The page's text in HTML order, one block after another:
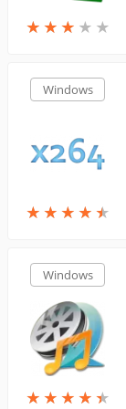
★ ★ ★ ★ ★
★ ★ ★ ★ ★
Windows
★ ★ ★ ★ ★
★ ★ ★ ★ ★
Windows
★ ★ ★ ★ ★
★ ★ ★ ★ ★